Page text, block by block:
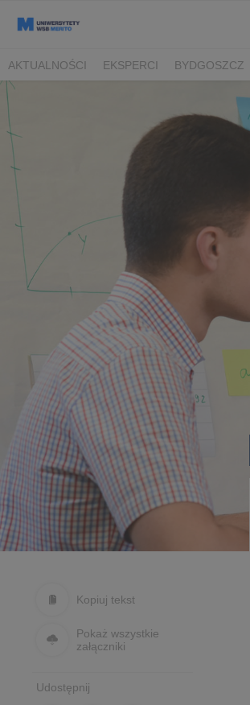
AKTUALNOŚCI EKSPERCI BYDGOSZCZ
TORUŃ/BYDGOSZCZ
Kopiuj tekst
Pokaż wszystkie
załączniki
Udostępnij